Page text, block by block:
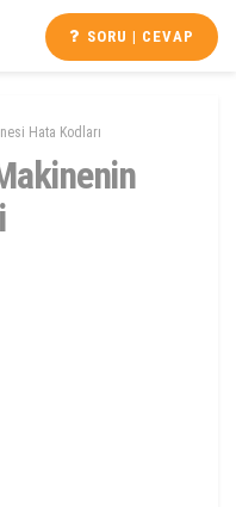
SORU | CEVAP
Hata Kodları